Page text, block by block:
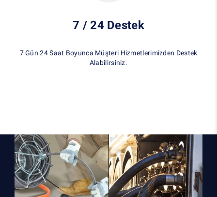
7 / 24 Destek
7 Gün 24 Saat Boyunca Müşteri Hizmetlerimizden Destek
Alabilirsiniz.